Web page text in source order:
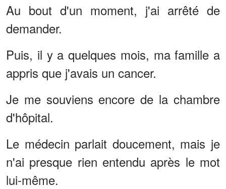
Au bout d'un moment, j'ai arrêté de
demander.
Puis, il y a quelques mois, ma famille a
appris que j'avais un cancer.
Je me souviens encore de la chambre
d'hôpital.
Le médecin parlait doucement, mais je
n'ai presque rien entendu après le mot
lui-même.